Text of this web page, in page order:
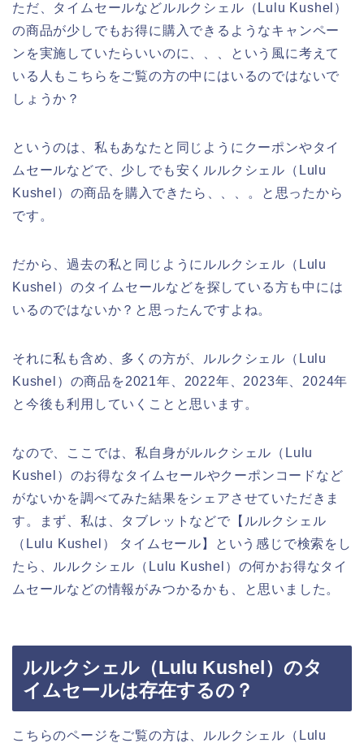
ただ、タイムセールなどルルクシェル（Lulu Kushel）
の商品が少しでもお得に購入できるようなキャンペー
ンを実施していたらいいのに、、、という風に考えて
いる人もこちらをご覧の方の中にはいるのではないで
しょうか？
というのは、私もあなたと同じようにクーポンやタイ
ムセールなどで、少しでも安くルルクシェル（Lulu
Kushel）の商品を購入できたら、、、。と思ったから
です。
だから、過去の私と同じようにルルクシェル（Lulu
Kushel）のタイムセールなどを探している方も中には
いるのではないか？と思ったんですよね。
それに私も含め、多くの方が、ルルクシェル（Lulu
Kushel）の商品を2021年、2022年、2023年、2024年
と今後も利用していくことと思います。
なので、ここでは、私自身がルルクシェル（Lulu
Kushel）のお得なタイムセールやクーポンコードなど
がないかを調べてみた結果をシェアさせていただきま
す。まず、私は、タブレットなどで【ルルクシェル
（Lulu Kushel） タイムセール】という感じで検索をし
たら、ルルクシェル（Lulu Kushel）の何かお得なタイ
ムセールなどの情報がみつかるかも、と思いました。
ルルクシェル（Lulu Kushel）のタ
イムセールは存在するの？
こちらのページをご覧の方は、ルルクシェル（Lulu